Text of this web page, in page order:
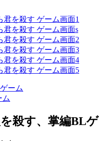
ーム
ム
殺す、掌編BL